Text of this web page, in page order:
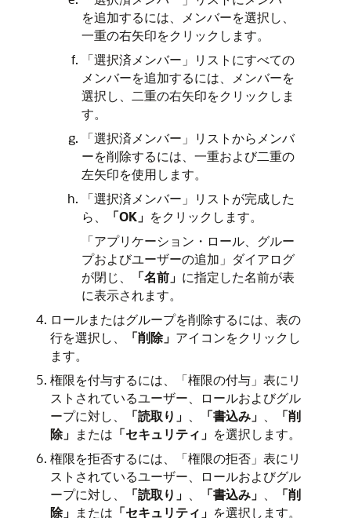
を追加するには、メンバーを選択し、
一重の右矢印をクリックします。
「選択済メンバー」リストにすべての
メンバーを追加するには、メンバーを
選択し、二重の右矢印をクリックしま
す。
「選択済メンバー」リストからメンバ
ーを削除するには、一重および二重の
左矢印を使用します。
「選択済メンバー」リストが完成した
ら、
「OK」 をクリックします。
「アプリケーション・ロール、グルー
プおよびユーザーの追加」ダイアログ
が閉じ、
「名前」 に指定した名前が表
に表示されます。
ロールまたはグループを削除するには、表の
行を選択し、
「削除」 アイコンをクリックし
ます。
権限を付与するには、「権限の付与」表にリ
ストされているユーザー、ロールおよびグル
ープに対し、
「読取り」 「書込み」
「削
除」 または 「セキュリティ」 を選択します。
権限を拒否するには、「権限の拒否」表にリ
ストされているユーザー、ロールおよびグル
ープに対し、
「読取り」 「書込み」
「削
除」 または 「セキュリティ」 を選択します。